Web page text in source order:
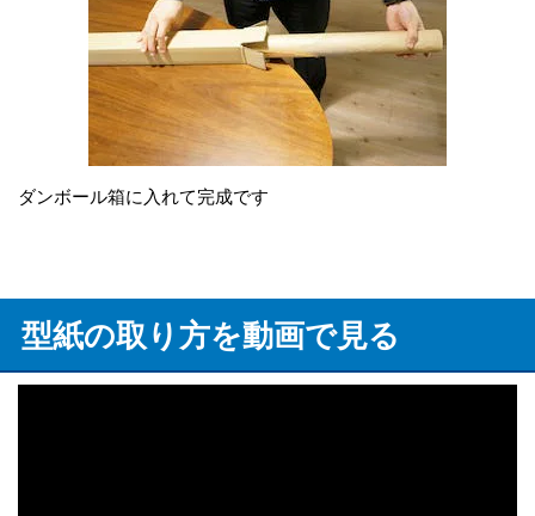
ダンボール箱に入れて完成です
型紙の取り方を動画で見る